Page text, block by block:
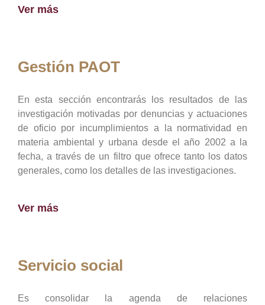
Ver más
Gestión PAOT
En esta sección encontrarás los resultados de las
investigación motivadas por denuncias y actuaciones
de oficio por incumplimientos a la normatividad en
materia ambiental y urbana desde el año 2002 a la
fecha, a través de un filtro que ofrece tanto los datos
generales, como los detalles de las investigaciones.
Ver más
Servicio social
Es consolidar la agenda de relaciones